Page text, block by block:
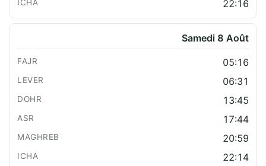
22:16
Samedi 8 Août
05:16
06:31
13:45
17:44
20:59
22:14